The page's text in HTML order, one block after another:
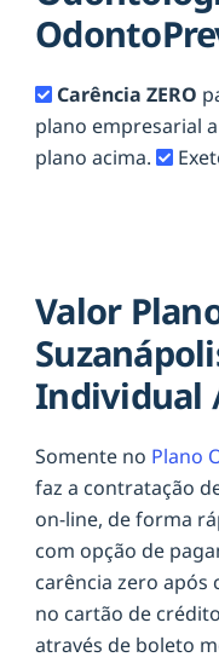
Carência ZERO
plano empresarial
plano acima.
Valor
Individual
Somente no Plano
faz a contratação
on-line, de forma
com opção de
carência zero
no cartão de
através de boleto